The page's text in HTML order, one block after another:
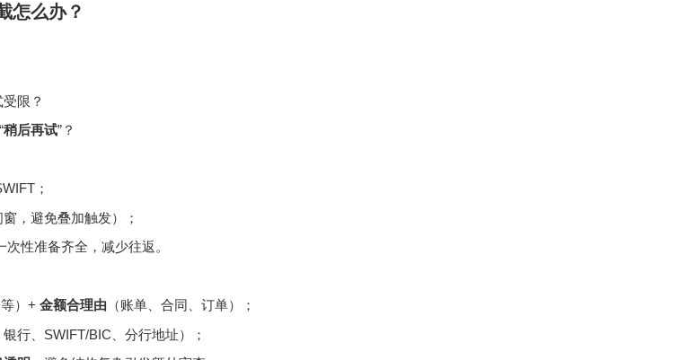
怎么办？
限？
稍后再试”？
；
，避免叠加触发）；
次性准备齐全，减少往返。
）+ 金额合理由 （账单、合同、订单）；
银行、SWIFT/BIC、分行地址）；